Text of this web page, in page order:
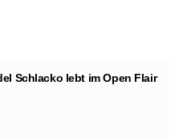
Schlacko lebt im Open Flair